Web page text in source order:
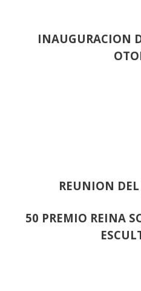
INAUGURACION
REUNION
50 PREMIO REINA